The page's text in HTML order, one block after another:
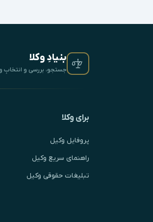
بنیادِ وکلا
جستجو، بررسی و انتخابِ
برای وکلا
پروفایل وکیل
راهنمای سریع وکیل
تبلیغات حقوقی وکیل